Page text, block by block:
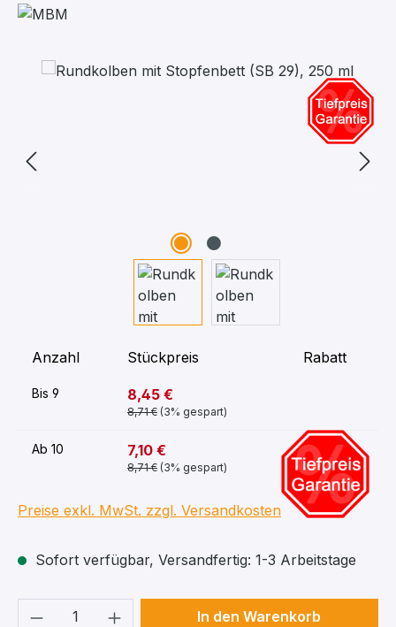
Bildergalerie überspringen
Anzahl Stückpreis Rabatt
Bis 9 8,45 €
8,71 € (3% gespart)
Ab 10 7,10 €
8,71 € (3% gespart)
-16%
Preise exkl. MwSt. zzgl. Versandkosten
Sofort verfügbar, Versandfertig: 1-3 Arbeitstage
Produkt Anzahl: Gib denIn den Warenkorb